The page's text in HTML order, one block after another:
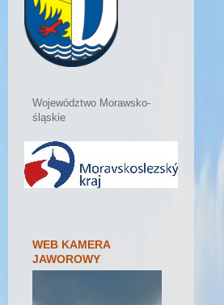
Województwo Morawsko-
śląskie
WEB KAMERA
JAWOROWY